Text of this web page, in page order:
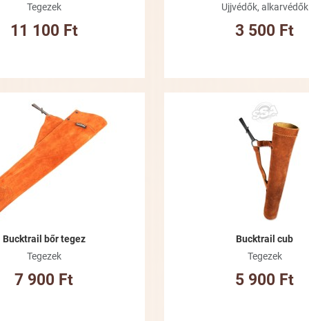
Tegezek
11 100 Ft
Ujjvédők, alkarvédők
3 500 Ft
Összehasonlításhoz adom
Bucktrail bőr tegez
Tegezek
7 900 Ft
Bucktrail cub
Tegezek
5 900 Ft